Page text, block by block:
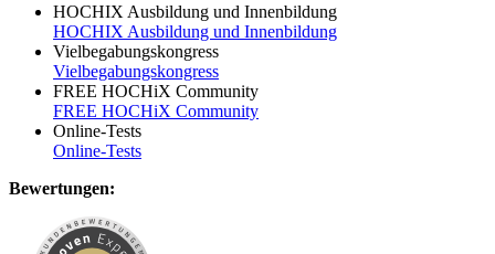
HOCHIX Ausbildung und Innenbildung
HOCHIX Ausbildung und Innenbildung
Vielbegabungskongress
Vielbegabungskongress
FREE HOCHiX Community
FREE HOCHiX Community
Online-Tests
Online-Tests
Bewertungen: